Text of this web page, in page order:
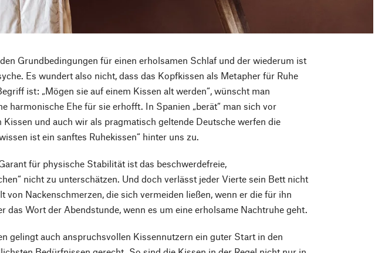
Grundbedingungen für einen erholsamen Schlaf und der wiederum ist
Es wundert also nicht, dass das Kopfkissen als Metapher für Ruhe
ist: „Mögen sie auf einem Kissen alt werden“, wünscht man
harmonische Ehe für sie erhofft. In Spanien „berät“ man sich vor
und auch wir als pragmatisch geltende Deutsche werfen die
ist ein sanftes Ruhekissen“ hinter uns zu.
für physische Stabilität ist das beschwerdefreie,
nicht zu unterschätzen. Und doch verlässt jeder Vierte sein Bett nicht
von Nackenschmerzen, die sich vermeiden ließen, wenn er die für ihn
das Wort der Abendstunde, wenn es um eine erholsame Nachtruhe geht.
gelingt auch anspruchsvollen Kissennutzern ein guter Start in den